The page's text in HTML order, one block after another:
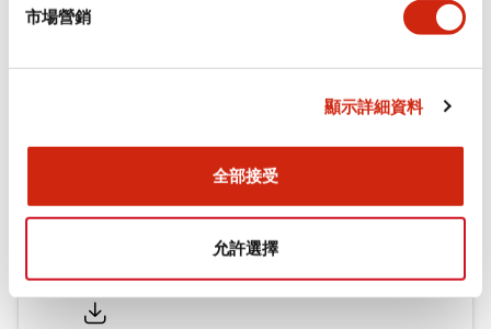
市場營銷
顯示詳細資料
全部接受
允許選擇
認證與標準
Flush Silhouette LW系列 控制元件 (英文版)
2025/09/19.PDF1.23MB